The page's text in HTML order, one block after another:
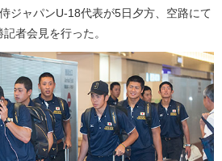
ジャパンU-18代表が5日夕方、空路にて
者会見を行った。